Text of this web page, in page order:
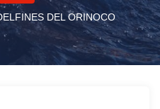
DEL ORINOCO